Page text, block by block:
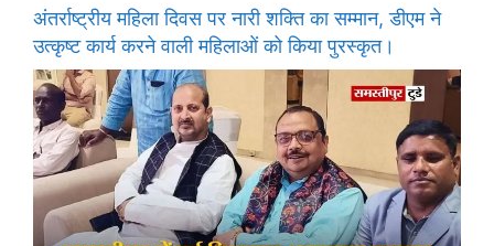
अंतर्राष्ट्रीय महिला दिवस पर नारी शक्ति का सम्मान, डीएम ने
उत्कृष्ट कार्य करने वाली महिलाओं को किया पुरस्कृत।